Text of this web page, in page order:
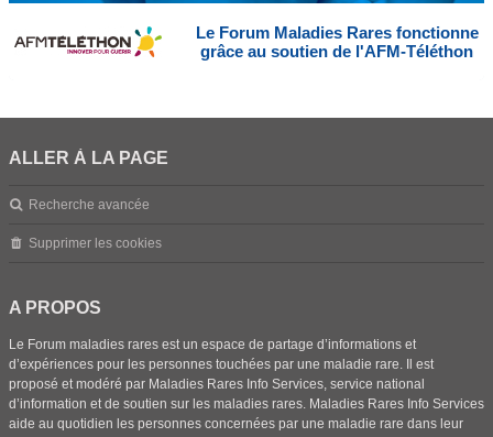
Le Forum Maladies Rares fonctionne
grâce au soutien de l'AFM-Téléthon
ALLER À LA PAGE
Recherche avancée
Supprimer les cookies
A PROPOS
Le Forum maladies rares est un espace de partage d’informations et
d’expériences pour les personnes touchées par une maladie rare. Il est
proposé et modéré par Maladies Rares Info Services, service national
d’information et de soutien sur les maladies rares. Maladies Rares Info Services
aide au quotidien les personnes concernées par une maladie rare dans leur